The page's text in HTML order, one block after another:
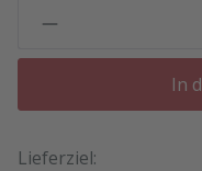
In
Lieferziel: